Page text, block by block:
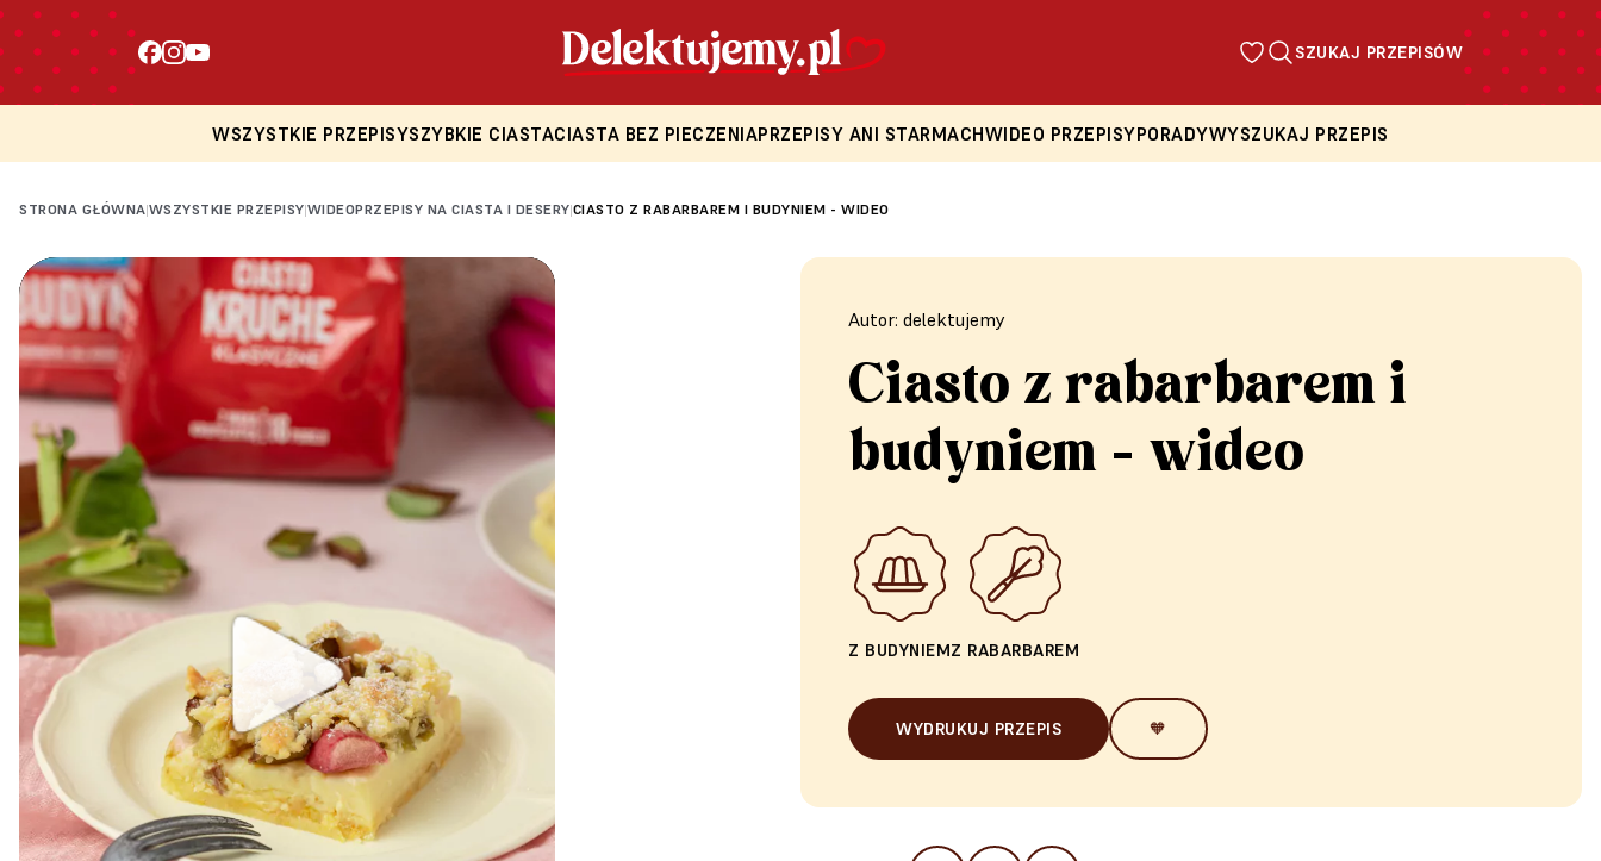
SZUKAJ PRZEPISÓW
WSZYSTKIE PRZEPISYSZYBKIE CIASTACIASTA BEZ PIECZENIAPRZEPISY ANI STARMACHWIDEO PRZEPISYPORADYWYSZUKAJ PRZEPIS
STRONA GŁÓWNA|WSZYSTKIE PRZEPISY|WIDEOPRZEPISY NA CIASTA I DESERY|CIASTO Z RABARBAREM I BUDYNIEM - WIDEO
Loading
Autor: delektujemy
Ciasto z rabarbarem i
budyniem - wideo
Z BUDYNIEMZ RABARBAREM
WYDRUKUJ PRZEPIS 🧡